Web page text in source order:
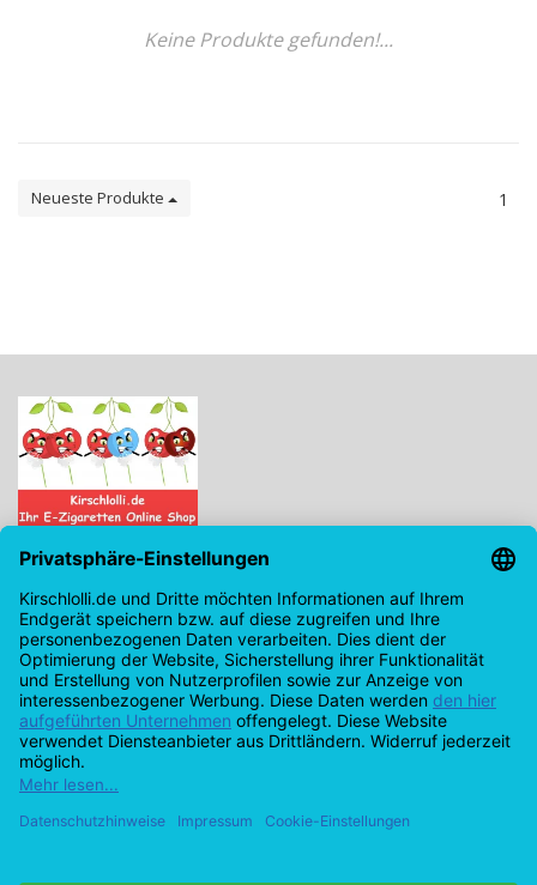
Keine Produkte gefunden!...
Neueste Produkte 1
Kirschlolli.de - Ihr E-Zigaretten Online Shop
Kirchplatz 7, 96114 Hirschaid
0171 - 6124207
info@kirschlolli.de
USt-IdNr.: DE321609131
Kundendienst